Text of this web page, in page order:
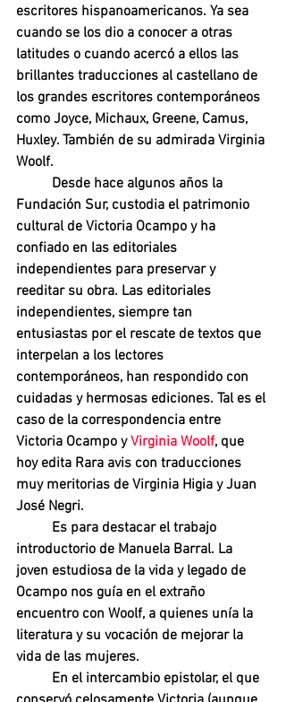
escritores hispanoamericanos. Ya sea
cuando se los dio a conocer a otras
latitudes o cuando acercó a ellos las
brillantes traducciones al castellano de
los grandes escritores contemporáneos
como Joyce, Michaux, Greene, Camus,
Huxley. También de su admirada Virginia
Woolf.
Desde hace algunos años la
Fundación Sur, custodia el patrimonio
cultural de Victoria Ocampo y ha
confiado en las editoriales
independientes para preservar y
reeditar su obra. Las editoriales
independientes, siempre tan
entusiastas por el rescate de textos que
interpelan a los lectores
contemporáneos, han respondido con
cuidadas y hermosas ediciones. Tal es el
caso de la correspondencia entre
Victoria Ocampo y Virginia Woolf, que
hoy edita Rara avis con traducciones
muy meritorias de Virginia Higia y Juan
José Negri.
Es para destacar el trabajo
introductorio de Manuela Barral. La
joven estudiosa de la vida y legado de
Ocampo nos guía en el extraño
encuentro con Woolf, a quienes unía la
literatura y su vocación de mejorar la
vida de las mujeres.
En el intercambio epistolar, el que